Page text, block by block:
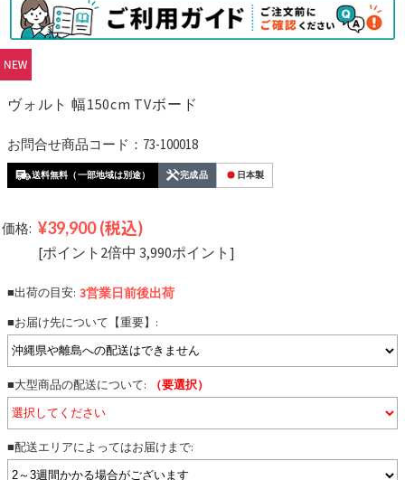
ヴォルト 幅150cm TVボード
お問合せ商品コード：73-100018
送料無料（一部地域は別途） 完成品 日本製
価格: ¥39,900 (税込)
[ポイント2倍中 3,990ポイント]
■出荷の目安: 3営業日前後出荷
■お届け先について【重要】:
■大型商品の配送について: （要選択）
■配送エリアによってはお届けまで: